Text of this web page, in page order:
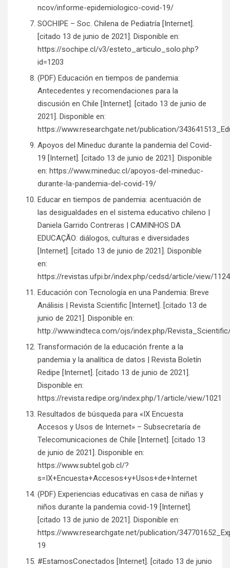
ncov/informe-epidemiologico-covid-19/
SOCHIPE – Soc. Chilena de Pediatría [Internet].
[citado 13 de junio de 2021]. Disponible en:
https://sochipe.cl/v3/esteto_articulo_solo.php?
id=1203
(PDF) Educación en tiempos de pandemia:
Antecedentes y recomendaciones para la
discusión en Chile [Internet]. [citado 13 de junio de
2021]. Disponible en:
https://www.researchgate.net/publication/
Apoyos del Mineduc durante la pandemia del Covid-
19 [Internet]. [citado 13 de junio de 2021]. Disponible
en: https://www.mineduc.cl/apoyos-del-mineduc-
durante-la-pandemia-del-covid-19/
Educar en tiempos de pandemia: acentuación de
las desigualdades en el sistema educativo chileno |
Daniela Garrido Contreras | CAMINHOS DA
EDUCAÇÃO: diálogos, culturas e diversidades
[Internet]. [citado 13 de junio de 2021]. Disponible
en:
https://revistas.ufpi.br/index.php/cedsd/article/view/
Educación con Tecnología en una Pandemia: Breve
Análisis | Revista Scientific [Internet]. [citado 13 de
junio de 2021]. Disponible en:
http://www.indteca.com/ojs/index.php/
Transformación de la educación frente a la
pandemia y la analítica de datos | Revista Boletín
Redipe [Internet]. [citado 13 de junio de 2021].
Disponible en:
https://revista.redipe.org/index.php/1/article/view/1021
Resultados de búsqueda para «IX Encuesta
Accesos y Usos de Internet» – Subsecretaría de
Telecomunicaciones de Chile [Internet]. [citado 13
de junio de 2021]. Disponible en:
https://www.subtel.gob.cl/?
s=IX+Encuesta+Accesos+y+Usos+de+Internet
(PDF) Experiencias educativas en casa de niñas y
niños durante la pandemia covid-19 [Internet].
[citado 13 de junio de 2021]. Disponible en:
https://www.researchgate.net/publication/
19
#EstamosConectados [Internet]. [citado 13 de junio